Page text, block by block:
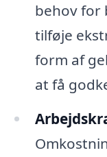
behov for
tilføje
form af
at få